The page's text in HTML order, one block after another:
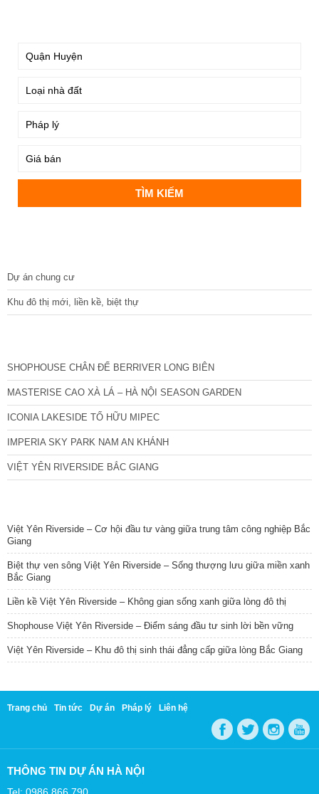
Dự án chung cư
Khu đô thị mới, liền kề, biệt thự
SHOPHOUSE CHÂN ĐẾ BERRIVER LONG BIÊN
MASTERISE CAO XÀ LÁ – HÀ NỘI SEASON GARDEN
ICONIA LAKESIDE TỐ HỮU MIPEC
IMPERIA SKY PARK NAM AN KHÁNH
VIỆT YÊN RIVERSIDE BẮC GIANG
Việt Yên Riverside – Cơ hội đầu tư vàng giữa trung tâm công nghiệp Bắc
Giang
Biệt thự ven sông Việt Yên Riverside – Sống thượng lưu giữa miền xanh
Bắc Giang
Liền kề Việt Yên Riverside – Không gian sống xanh giữa lòng đô thị
Shophouse Việt Yên Riverside – Điểm sáng đầu tư sinh lời bền vững
Việt Yên Riverside – Khu đô thị sinh thái đẳng cấp giữa lòng Bắc Giang
Trang chủ Tin tức Dự án Pháp lý Liên hệ
THÔNG TIN DỰ ÁN HÀ NỘI